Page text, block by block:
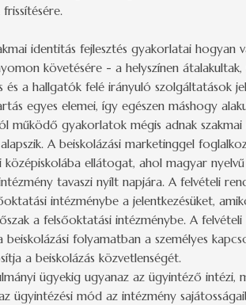
identitás fejlesztés gyakorlatai hogyan
követésére - a helyszínen
a hallgatók felé irányuló szolgáltatások
egyes elemei, így egészen máshogy
működő gyakorlatok mégis adnak
A beiskolázási marketinggel
ellátogat, ahol magyar
tavaszi nyílt napjára. A felvételi
intézménybe a jelentkezésüket,
a felsőoktatási intézménybe. A
folyamatban a személyes
a beiskolázás közvetlenségét.
ügyekig ugyanaz az ügyintéző intézi,
ügyintézési mód az intézmény